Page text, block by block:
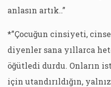
anlasın artık..”
*”Çocuğun cinsiyeti,
diyenler sana yıllarca
öğütledi durdu. Onların
için utandırıldığın,